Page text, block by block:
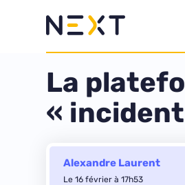
La
«
Alexandre Laurent
Le 16 février à 17h53